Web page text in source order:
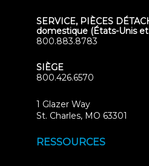
SERVICE, PIÈCES
domestique (États-Unis et
800.883.8783
SIÈGE
800.426.6570
1 Glazer Way
St. Charles, MO 63301
RESSOURCES